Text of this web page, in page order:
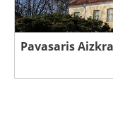
Pavasaris